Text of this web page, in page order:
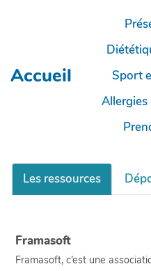
Aller au contenu principal
Accueil
Sport
Les ressources
Framasoft
Framasoft, c’est une